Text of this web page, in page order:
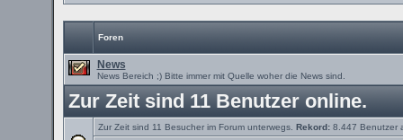
Foren
News
News Bereich ;) Bitte immer mit Quelle woher die News sind.
Zur Zeit sind 11 Benutzer online.
Zur Zeit sind 11 Besucher im Forum unterwegs. Rekord:8.447 Benutzer